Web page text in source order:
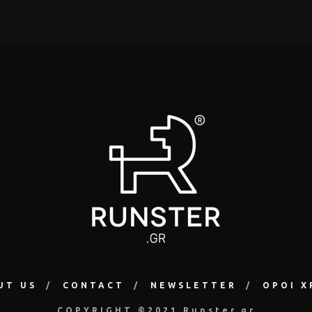
US CONTACT NEWSLETTER ΟΡΟΙ